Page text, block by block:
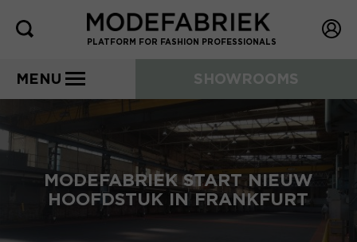
PLATFORM FOR FASHION PROFESSIONALS
MENU SHOWROOMS
MODEFABRIEK START NIEUW
HOOFDSTUK IN FRANKFURT